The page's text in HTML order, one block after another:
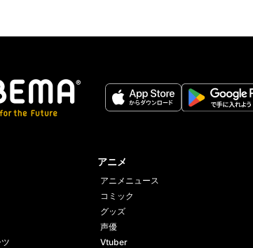
アニメ
アニメニュース
コミック
グッズ
声優
Vtuber